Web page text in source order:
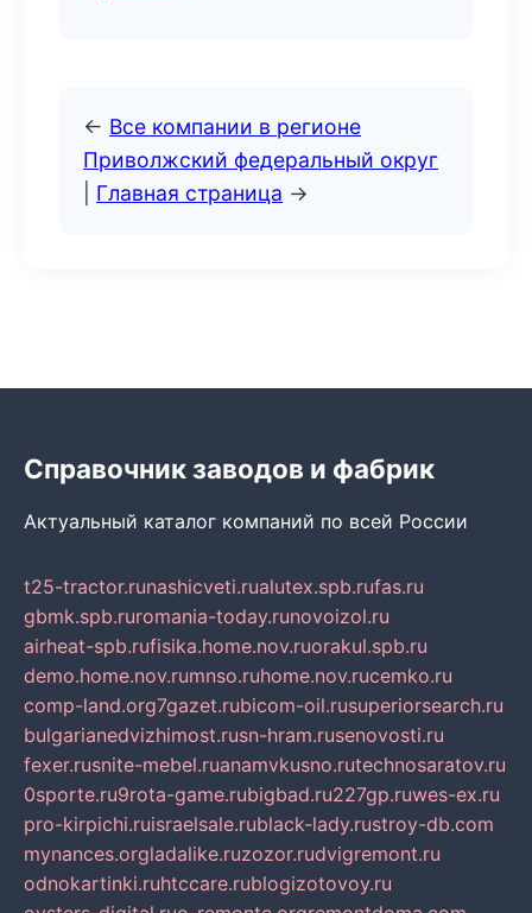
← Все компании в регионе
Приволжский федеральный округ
Главная страница →
Справочник заводов и фабрик
Актуальный каталог компаний по всей России
t25-tractor.runashicveti.rualutex.spb.rufas.ru
gbmk.spb.ruromania-today.runovoizol.ru
airheat-spb.rufisika.home.nov.ruorakul.spb.ru
demo.home.nov.rumnso.ruhome.nov.rucemko.ru
comp-land.org7gazet.rubicom-oil.rusuperiorsearch.ru
bulgarianedvizhimost.rusn-hram.rusenovosti.ru
fexer.rusnite-mebel.ruanamvkusno.rutechnosaratov.ru
0sporte.ru9rota-game.rubigbad.ru227gp.ruwes-ex.ru
pro-kirpichi.ruisraelsale.rublack-lady.rustroy-db.com
mynances.orgladalike.ruzozor.rudvigremont.ru
odnokartinki.ruhtccare.rublogizotovoy.ru